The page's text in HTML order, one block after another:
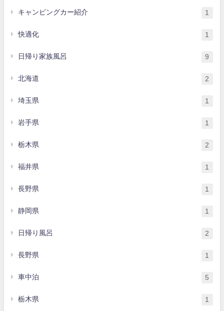
キャンピングカー紹介 1
快適化 1
日帰り家族風呂 9
北海道 2
埼玉県 1
岩手県 1
栃木県 2
福井県 1
長野県 1
静岡県 1
日帰り風呂 2
長野県 1
車中泊 5
栃木県 1